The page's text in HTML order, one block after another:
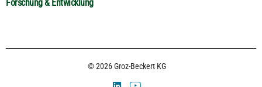
Forschung & Entwicklung
© 2026 Groz-Beckert KG